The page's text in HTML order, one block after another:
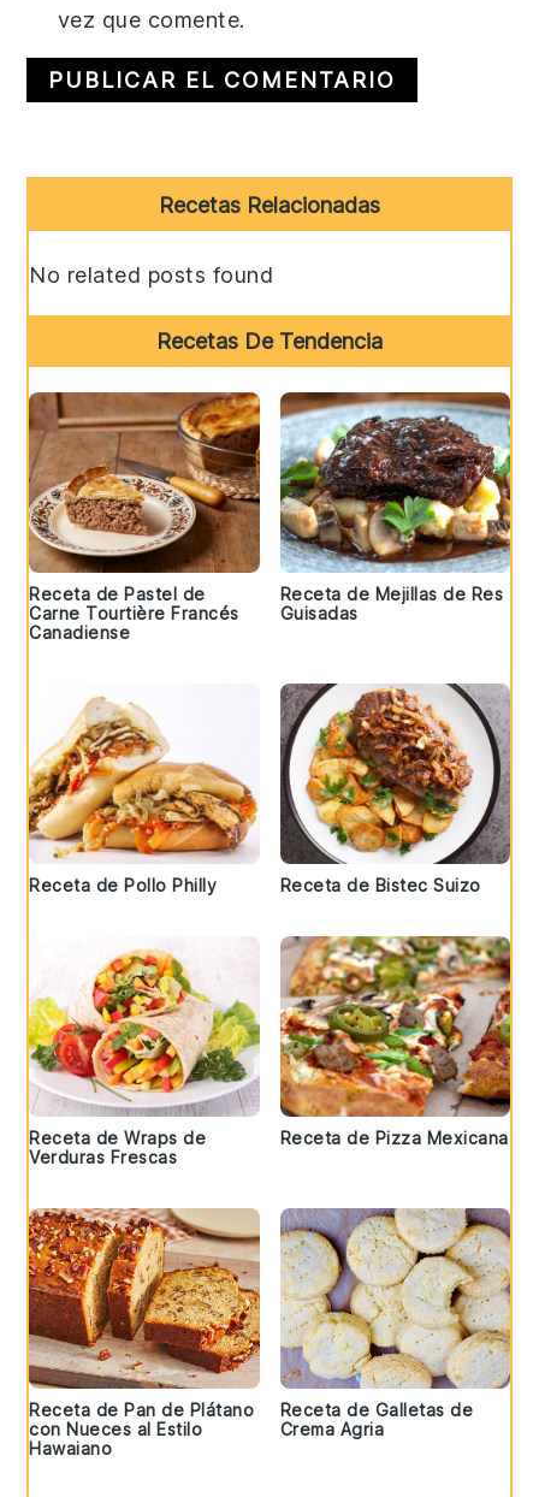
vez que comente.
Sidebar
Recetas Relacionadas
No related posts found
Recetas De Tendencia
Receta de Pastel de
Carne Tourtière Francés
Canadiense
Receta de Mejillas de Res
Guisadas
Receta de Pollo Philly Receta de Bistec Suizo
Receta de Wraps de
Verduras Frescas
Receta de Pizza Mexicana
Receta de Pan de Plátano
con Nueces al Estilo
Hawaiano
Receta de Galletas de
Crema Agria